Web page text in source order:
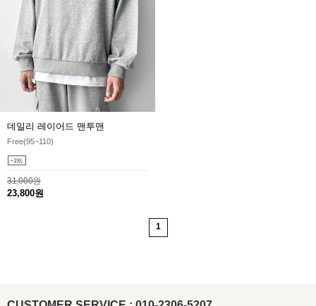
데일리 레이어드 맨투맨
Free(95~110)
31,000원
23,800원
1